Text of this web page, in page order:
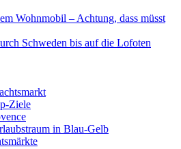
Wohnmobil – Achtung, dass müsst
Schweden bis auf die Lofoten
Ziele
in Blau-Gelb